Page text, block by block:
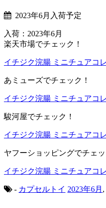
2023年6月入荷予定
入荷：2023年6月
楽天市場でチェック！
イチジク浣腸 ミニチュアコ
あミューズでチェック！
イチジク浣腸 ミニチュアコ
駿河屋でチェック！
イチジク浣腸 ミニチュアコ
ヤフーショッピングでチェッ
イチジク浣腸 ミニチュアコ
- カプセルトイ 2023年6月 ,